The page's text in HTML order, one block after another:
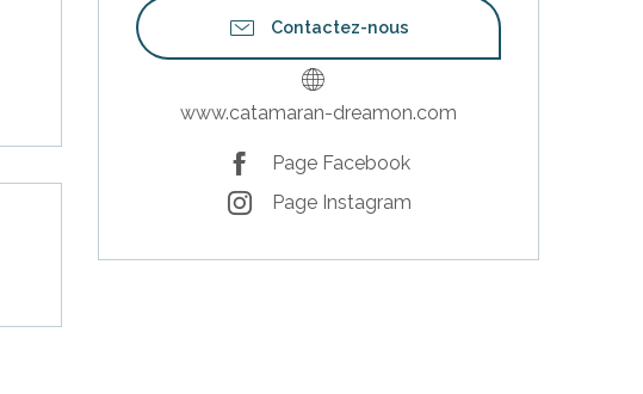
Contactez-nous
www.catamaran-dreamon.com
Page Facebook
Page Instagram